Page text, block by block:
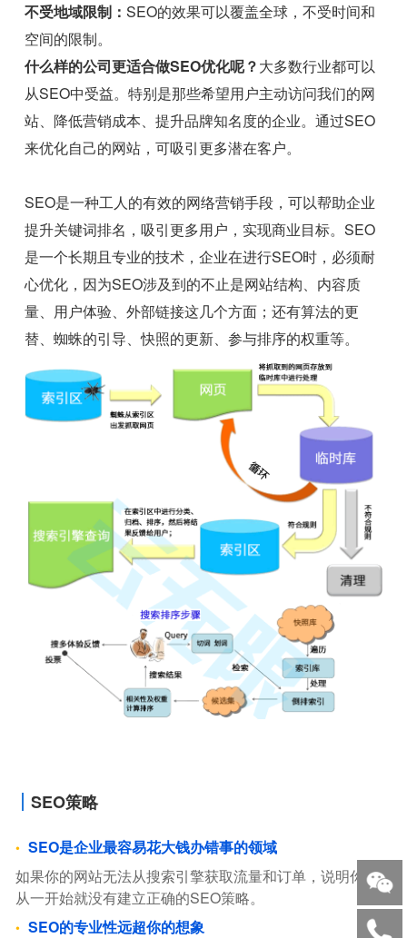
不受地域限制：SEO的效果可以覆盖全球，不受时间和
空间的限制。
什么样的公司更适合做SEO优化呢？大多数行业都可以
从SEO中受益。特别是那些希望用户主动访问我们的网
站、降低营销成本、提升品牌知名度的企业。通过SEO
来优化自己的网站，可吸引更多潜在客户。
SEO是一种工人的有效的网络营销手段，可以帮助企业
提升关键词排名，吸引更多用户，实现商业目标。SEO
是一个长期且专业的技术，企业在进行SEO时，必须耐
心优化，因为SEO涉及到的不止是网站结构、内容质
量、用户体验、外部链接这几个方面；还有算法的更
替、蜘蛛的引导、快照的更新、参与排序的权重等。
SEO策略
SEO是企业最容易花大钱办错事的领域
如果你的网站无法从搜索引擎获取流量和订单，说明你，
从一开始就没有建立正确的SEO策略。
SEO的专业性远超你的想象